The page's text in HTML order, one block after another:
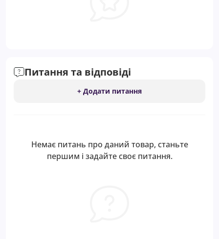
Питання та відповіді
+ Додати питання
Немає питань про даний товар, станьте
першим і задайте своє питання.